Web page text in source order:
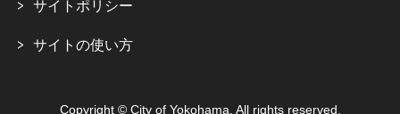
サイトポリシー
サイトの使い方
Copyright © City of Yokohama. All rights reserved.